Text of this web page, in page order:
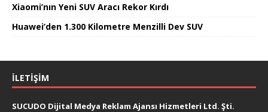
Xiaomi’nın Yeni SUV Aracı Rekor Kırdı
Huawei’den 1.300 Kilometre Menzilli Dev SUV
İLETIŞIM
SUCUDO Dijital Medya Reklam Ajansı Hizmetleri Ltd. Şti.